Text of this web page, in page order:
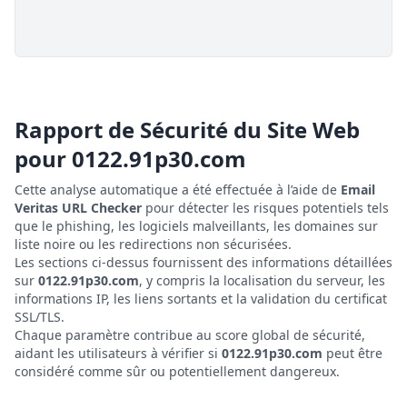
Rapport de Sécurité du Site Web
pour0122.91p30.com
Cette analyse automatique a été effectuée à l’aide de Email
Veritas URL Checker pour détecter les risques potentiels tels
que le phishing, les logiciels malveillants, les domaines sur
liste noire ou les redirections non sécurisées.
Les sections ci-dessus fournissent des informations détaillées
sur 0122.91p30.com, y compris la localisation du serveur, les
informations IP, les liens sortants et la validation du certificat
SSL/TLS.
Chaque paramètre contribue au score global de sécurité,
aidant les utilisateurs à vérifier si 0122.91p30.com peut être
considéré comme sûr ou potentiellement dangereux.